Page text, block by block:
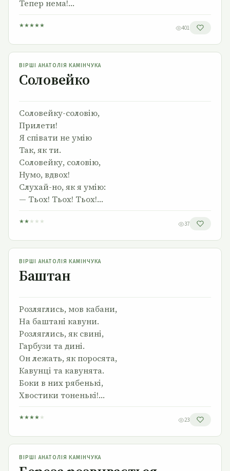
Тепер нема!…
★★★★★ 401
Соловейко
ВІРШІ АНАТОЛІЯ КАМІНЧУКА
Соловейко
Соловейку-соловію,
Прилети!
Я співати не умію
Так, як ти.
Соловейку, соловію,
Нумо, вдвох!
Слухай-но, як я умію:
— Тьох! Тьох! Тьох!…
★★ ★ ★ ★ 37
Баштан
ВІРШІ АНАТОЛІЯ КАМІНЧУКА
Баштан
Розляглись, мов кабани,
На баштані кавуни.
Розляглись, як свині,
Гарбузи та дині.
Он лежать, як поросята,
Кавунці та кавунята.
Боки в них рябенькі,
Хвостики тоненькі!…
★★★★ ★ 23
Береза розвивається
ВІРШІ АНАТОЛІЯ КАМІНЧУКА